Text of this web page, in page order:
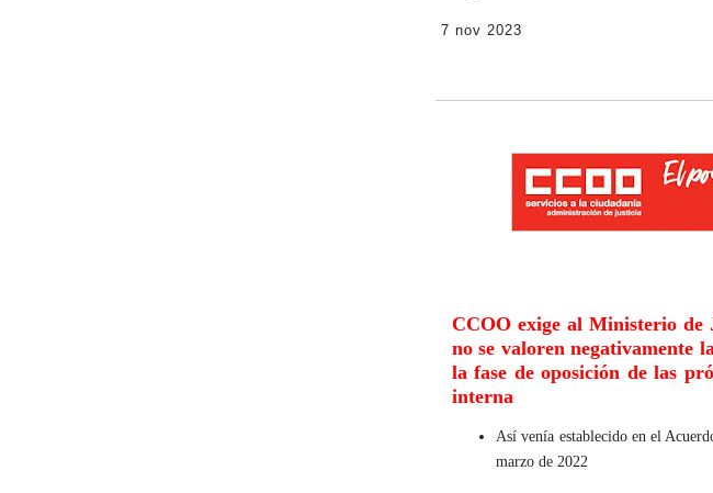
7 nov 2023
CCOO exige al Ministerio de
no se valoren negativamente
la fase de oposición de las
interna
Así venía establecido en el
marzo de 2022